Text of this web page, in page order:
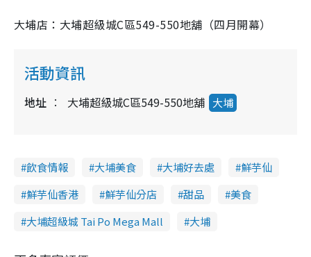
大埔店：大埔超級城C區549-550地舖（四月開幕）
活動資訊
地址 大埔超級城C區549-550地舖 大埔
飲食情報 大埔美食 大埔好去處
鮮芋仙
鮮芋仙香港
鮮芋仙分店 甜品
美食
大埔超級城 Tai Po Mega Mall
大埔